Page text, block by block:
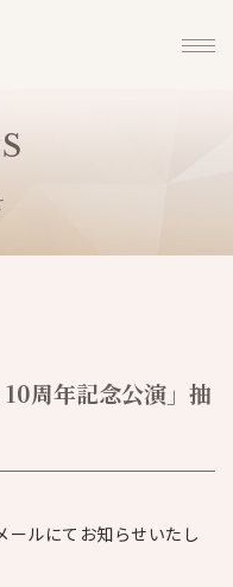
周年記念公演」抽
ルにてお知らせいたし